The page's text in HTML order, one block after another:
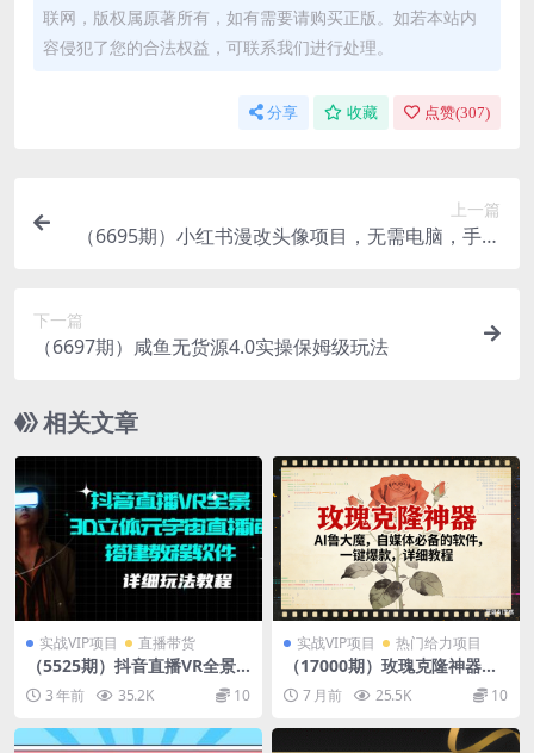
联网，版权属原著所有，如有需要请购买正版。如若本站内
容侵犯了您的合法权益，可联系我们进行处理。
分享 收藏 点赞(307)
上一篇
（6695期）小红书漫改头像项目，无需电脑，手机
下一篇
（6697期）咸鱼无货源4.0实操保姆级玩法
相关文章
实战VIP项目 直播带货
（5525期）抖音直播VR全景3
D立体元宇宙直播间搭建教程
软件【详细玩法教程】
3 年前 35.2K 10
实战VIP项目 热门给力项目
（17000期）玫瑰克隆神器，a
i鲁大魔，自媒体必备，一键爆
款，详细使用教程
7 月前 25.5K 10